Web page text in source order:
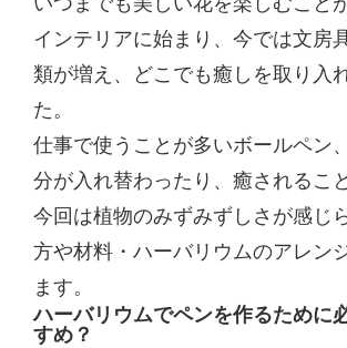
インテリアに始まり、今では文房
類が増え、どこでも癒しを取り入
た。
仕事で使うことが多いボールペン
分が入れ替わったり、癒されるこ
今回は植物のみずみずしさが感じ
方や材料・ハーバリウムのアレン
ます。
ハーバリウムでペンを作るために
すめ？